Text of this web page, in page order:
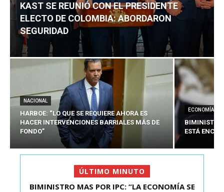
KAST SE REUNIÓ CON EL PRESIDENTE
ELECTO DE COLOMBIA: ABORDARON
SEGURIDAD
NACIONAL
HARBOE: “LO QUE SE REQUIERE AHORA ES
HACER INTERVENCIONES BARRIALES MÁS DE
FONDO”
ECONOMÍA
BIMINISTRO
ESTÁ
ÚLTIMO MINUTO
KAST SE REUNIÓ CON EL PRESIDENTE ELECTO DE
BIMINISTRO MAS POR IPC: “LA ECONOMÍA SE